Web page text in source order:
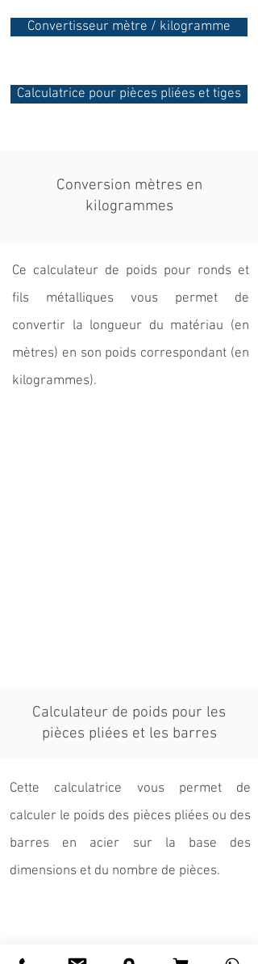
Convertisseur mètre / kilogramme
Calculatrice pour pièces pliées et tiges
Conversion mètres en
kilogrammes
Ce calculateur de poids pour ronds et
fils métalliques vous permet de
convertir la longueur du matériau (en
mètres) en son poids correspondant (en
kilogrammes).
Calculateur de poids pour les
pièces pliées et les barres
Cette calculatrice vous permet de
calculer le poids des pièces pliées ou des
barres en acier sur la base des
dimensions et du nombre de pièces.